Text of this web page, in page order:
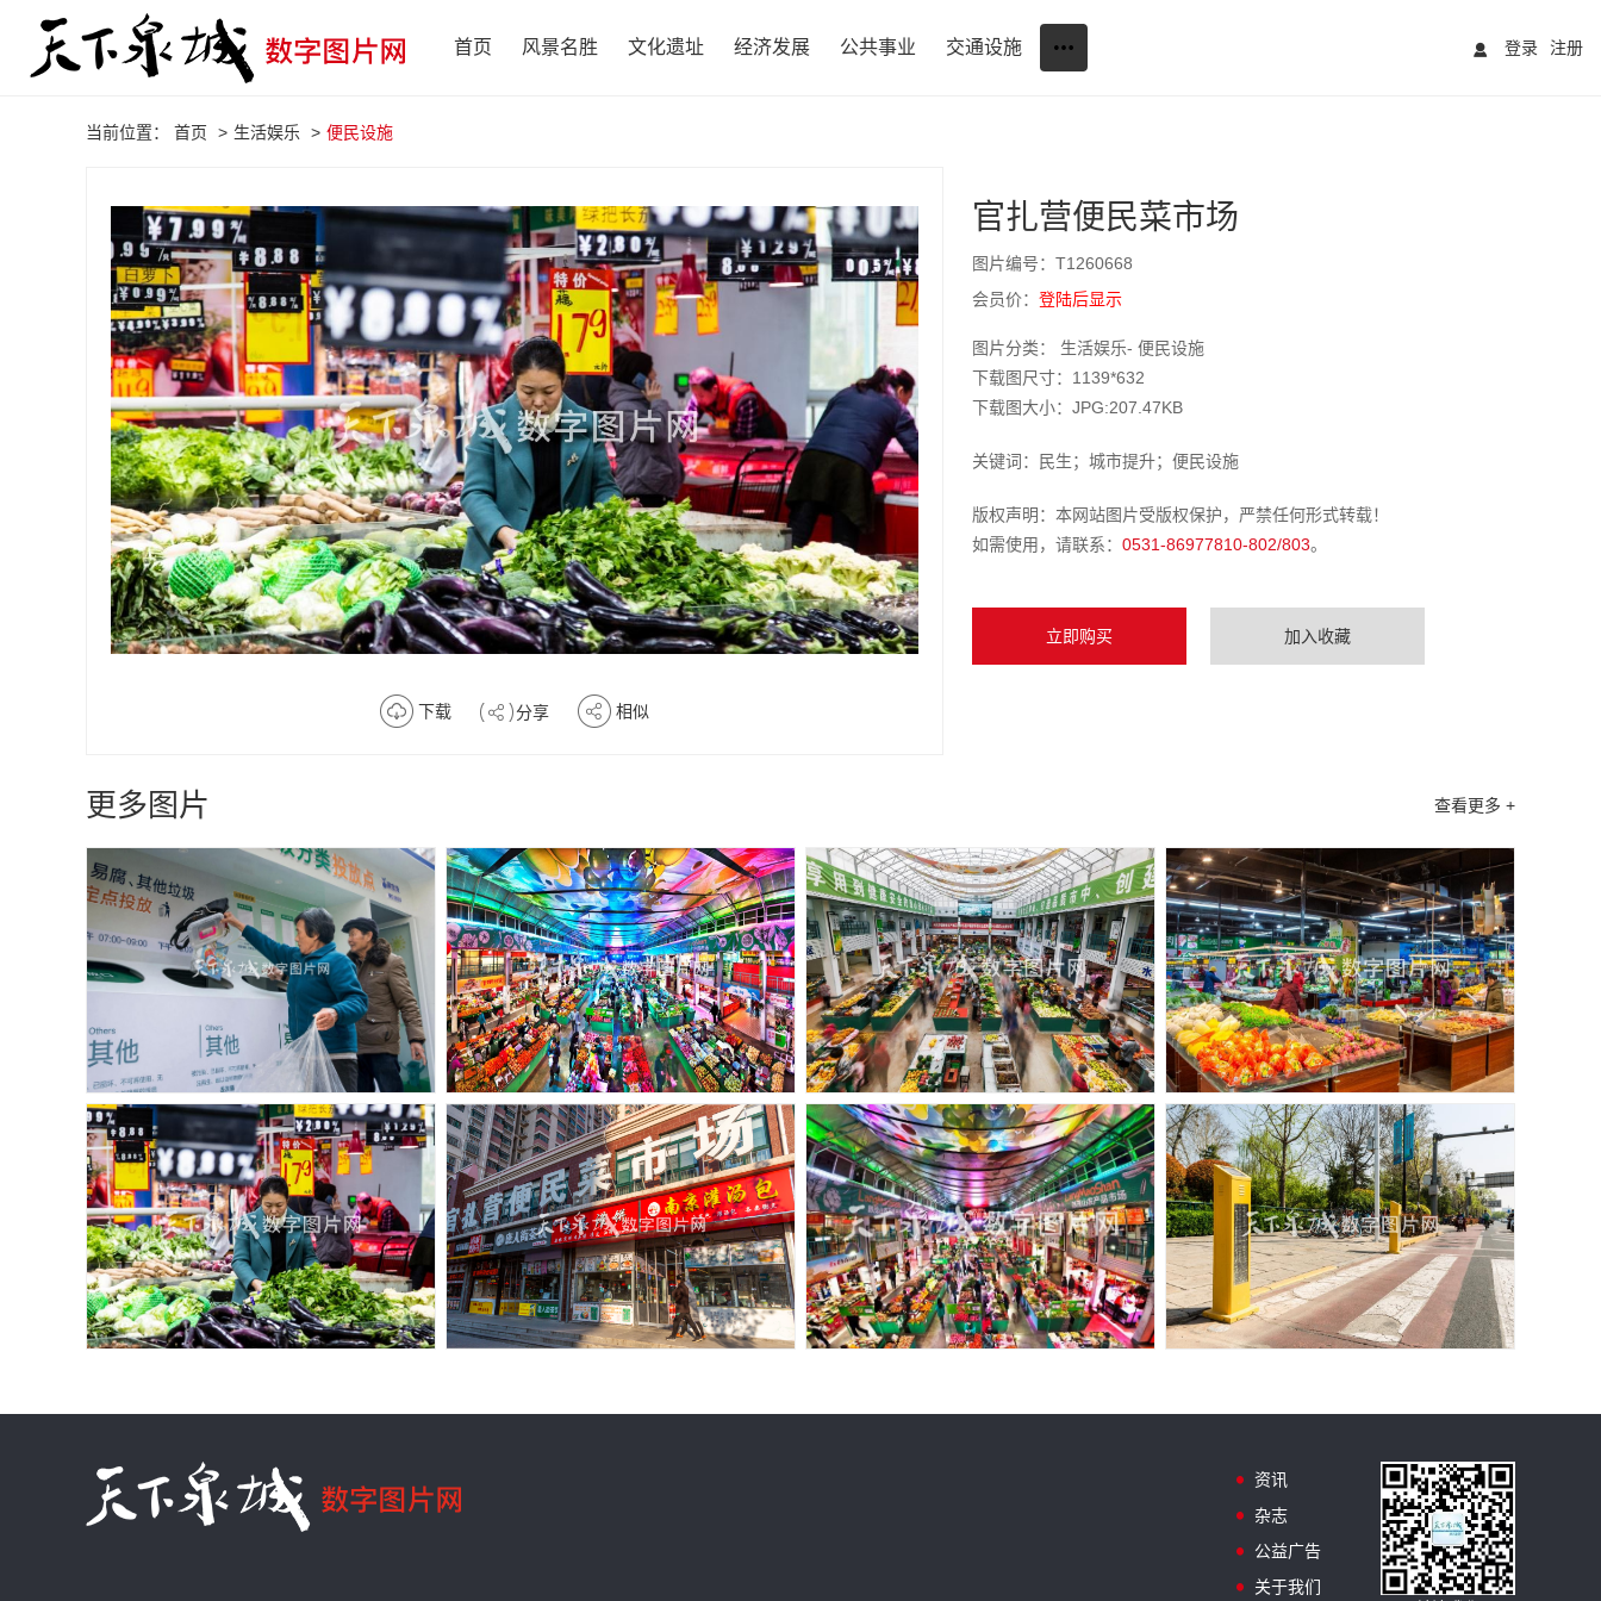
首页 风景名胜 文化遗址 经济发展 公共事业 交通设施 登录 注册
当前位置： 首页 > 生活娱乐 > 便民设施
下载 分享 相似
官扎营便民菜市场
图片编号：T1260668
会员价： 登陆后显示
图片分类： 生活娱乐- 便民设施
下载图尺寸：1139*632
下载图大小：JPG:207.47KB
关键词：民生；城市提升；便民设施
版权声明：本网站图片受版权保护，严禁任何形式转载！
如需使用，请联系： 0531-86977810-802/803。
立即购买 加入收藏
查看更多 +
更多图片
资讯
杂志
公益广告
关于我们